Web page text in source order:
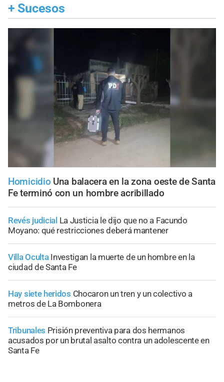
+ Sucesos
Homicidio Una balacera en la zona oeste de Santa
Fe terminó con un hombre acribillado
Revés judicial La Justicia le dijo que no a Facundo
Moyano: qué restricciones deberá mantener
Villa Oculta Investigan la muerte de un hombre en la
ciudad de Santa Fe
Hay siete heridos Chocaron un tren y un colectivo a
metros de La Bombonera
Tribunales Prisión preventiva para dos hermanos
acusados por un brutal asalto contra un adolescente en
Santa Fe